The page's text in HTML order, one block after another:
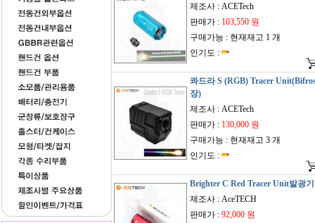
제조사 : ACETech
판매가 : 103,550 원
구매가능 : 현재재고 1 개
인기도 :
콰드라 S (RGB) Tracer
장)
제조사 : ACETech
판매가 : 130,000 원
구매가능 : 현재재고 3 개
인기도 :
Brighter C Red Tracer Unit발광기
제조사 : AceTECH
판매가 : 92,000 원